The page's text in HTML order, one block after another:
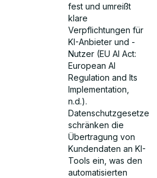
fest und umreißt
klare
Verpflichtungen für
KI-Anbieter und -
Nutzer (EU AI Act:
European AI
Regulation and Its
Implementation,
n.d.).
Datenschutzgesetze
schränken die
Übertragung von
Kundendaten an KI-
Tools ein, was den
automatisierten